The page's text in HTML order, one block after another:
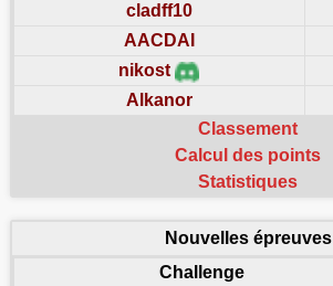
cladff10
AACDAI
nikost
Alkanor
Classement
Calcul des points
Statistiques
Nouvelles épreuves
Challenge